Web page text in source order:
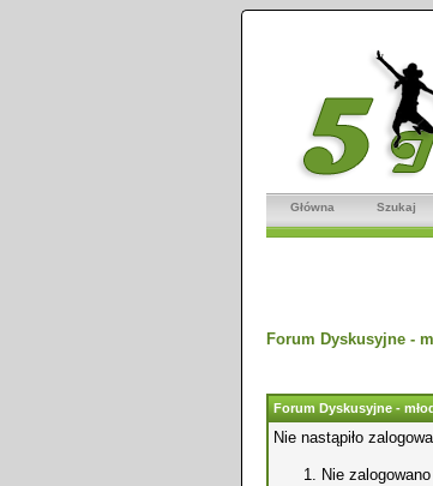
Główna Szukaj
Forum Dyskusyjne -
Forum Dyskusyjne -
Nie nastąpiło
Nie